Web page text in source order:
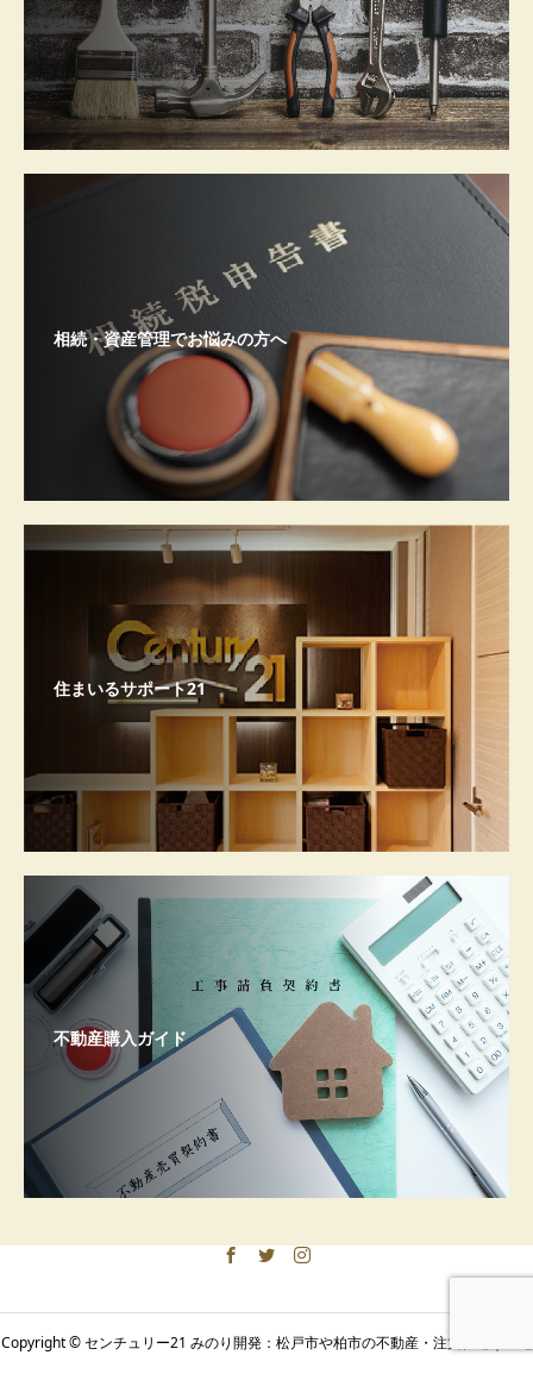
相続・資産管理でお悩みの方へ
住まいるサポート21
不動産購入ガイド
Copyright © センチュリー21 みのり開発：松戸市や柏市の不動産・注文住宅｜土地
みのり開発 アクセス お問い合わせ